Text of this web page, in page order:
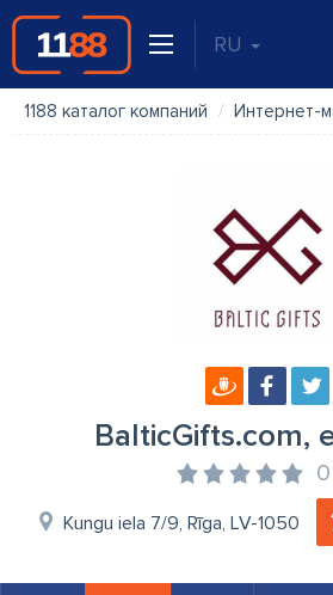
RU
1188 каталог компаний Интернет-
BalticGifts.com,
0
Kungu iela 7/9, Rīga, LV-1050